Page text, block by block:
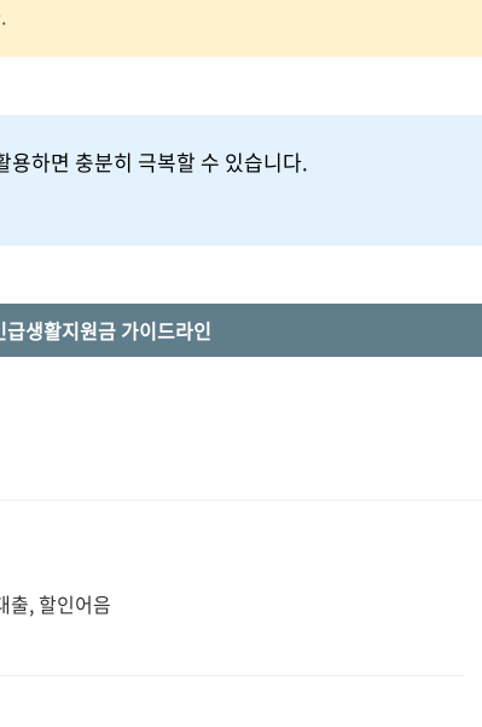
용하면 충분히 극복할 수 있습니다.
생활지원금 가이드라인
출, 할인어음